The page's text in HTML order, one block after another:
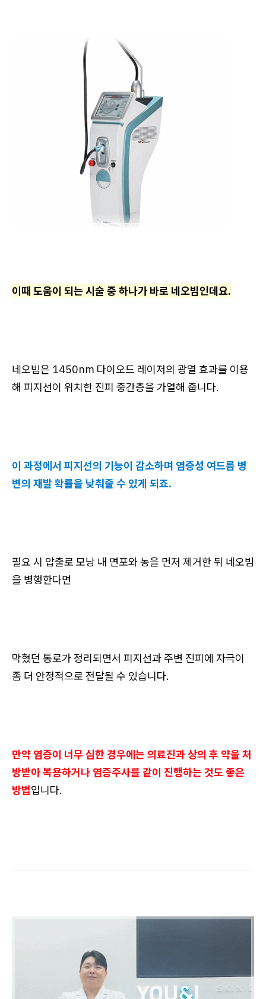
이때 도움이 되는 시술 중 하나가 바로 네오빔인데요.
네오빔은 1450nm 다이오드 레이저의 광열 효과를 이용
해 피지선이 위치한 진피 중간층을 가열해 줍니다.
이 과정에서 피지선의 기능이 감소하며 염증성 여드름 병
변의 재발 확률을 낮춰줄 수 있게 되죠.
필요 시 압출로 모낭 내 면포와 농을 먼저 제거한 뒤 네오빔
을 병행한다면
막혔던 통로가 정리되면서 피지선과 주변 진피에 자극이
좀 더 안정적으로 전달될 수 있습니다.
만약 염증이 너무 심한 경우에는 의료진과 상의 후 약을 처
방받아 복용하거나 염증주사를 같이 진행하는 것도 좋은
방법입니다.